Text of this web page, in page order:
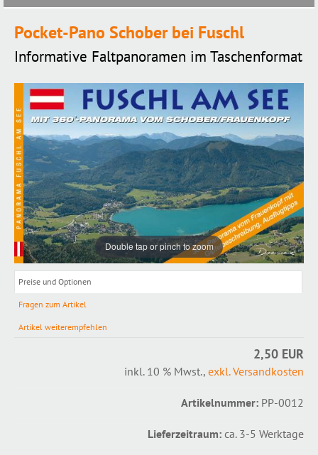
Pocket-Pano Schober bei Fuschl
Informative Faltpanoramen im Taschenformat
Double tap or pinch to zoom
Preise und Optionen
Fragen zum Artikel
Artikel weiterempfehlen
2,50 EUR
inkl. 10 % Mwst., exkl. Versandkosten
Artikelnummer: PP-0012
Lieferzeitraum: ca. 3-5 Werktage